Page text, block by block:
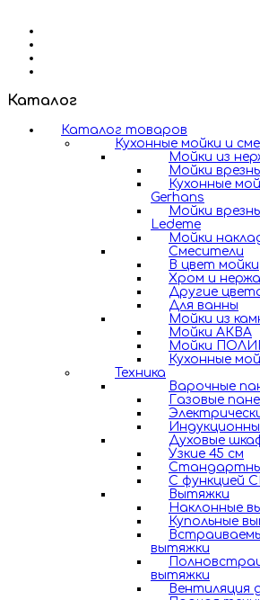
Каталог
Каталог товаров
Кухонные мойки и
Мойки из
Мойки
Кухонные
Gerhans
Мойки
Ledeme
Мойки
Смесители
В цвет мойки
Хром и
Другие
Для ванны
Мойки из
Мойки АКВА
Мойки
Кухонные
Техника
Варочные
Газовые
Духовые
Узкие 45 см
С функцией
Вытяжки
Наклонные
Купольные
вытяжки
вытяжки
Вентиляция